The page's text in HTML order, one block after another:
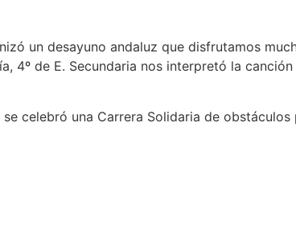
un desayuno andaluz que disfrutamos
de E. Secundaria nos interpretó la canción
celebró una Carrera Solidaria de obstáculos